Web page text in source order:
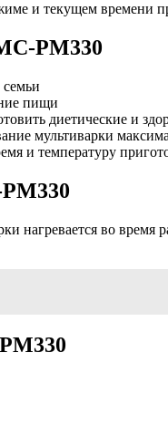
и текущем времени
PM330
пищи
диетические и
мультиварки
и температуру
нагревается во время